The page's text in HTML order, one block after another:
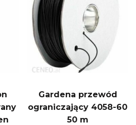
Gardena przewód
ograniczający 4058-60
50 m